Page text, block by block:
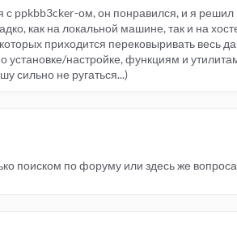
с ppkbb3cker-ом, он понравился, и я решил
как на локальной машине, так и на
приходится перековыривать весь
настройке, функциям и
сильно не ругаться...)
поиском по форуму или здесь же